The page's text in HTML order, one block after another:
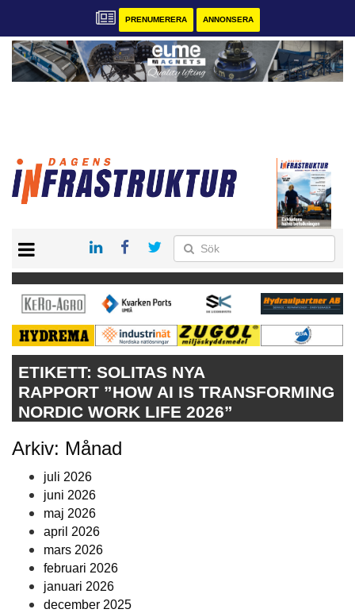
PRENUMERERA ANNONSERA
KONTAKT
VÅRA ANDRA MAGASIN
PRENUMERERA
ANNONSERA
ETIKETT: SOLITAS NYA
RAPPORT ”HOW AI IS TRANSFORMING
NORDIC WORK LIFE 2026”
Arkiv: Månad
juli 2026
juni 2026
maj 2026
april 2026
mars 2026
februari 2026
januari 2026
december 2025